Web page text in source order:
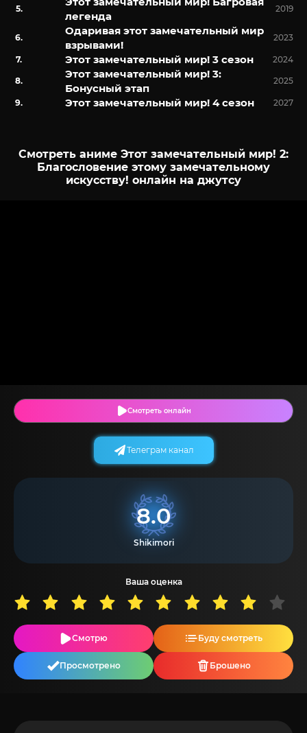
легенда
2019
Одаривая этот замечательный мир
взрывами!
2023
Этот замечательный мир! 3 сезон 2024
Этот замечательный мир! 3:
Бонусный этап
2025
Этот замечательный мир! 4 сезон 2027
Смотреть аниме Этот замечательный мир! 2:
Благословение этому замечательному
искусству! онлайн на джутсу
Смотреть онлайн
8.0
Shikimori
Ваша оценка
Смотрю Буду смотреть
Просмотрено Брошено
Телеграм канал